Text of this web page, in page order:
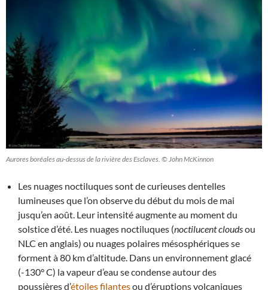
Aurores boréales au-dessus de la rivière des Esclaves. © John McKinnon
Les nuages noctiluques sont de curieuses dentelles
lumineuses que l’on observe du début du mois de mai
jusqu’en août. Leur intensité augmente au moment du
solstice d’été. Les nuages noctiluques (noctilucent cloudsou
NLC en anglais) ou nuages polaires mésosphériques se
forment à 80 km d’altitude. Dans un environnement glacé
(-130° C) la vapeur d’eau se condense autour des
poussières d’étoiles filantesou d’éruptions volcaniques